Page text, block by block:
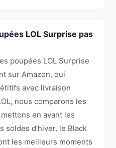
LOL Surprise pas
poupées LOL Surprise
sur Amazon, qui
avec livraison
nous comparons les
en avant les
soldes d'hiver, le Black
les meilleurs moments